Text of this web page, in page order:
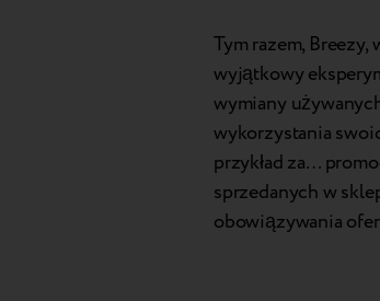
Tym razem,
wyjątkowy
wymiany
wykorzystania
przykład za…
sprzedanych w
obowiązywania